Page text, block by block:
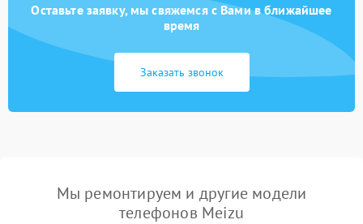
Оставьте заявку, мы свяжемся с Вами в ближайшее
время
Заказать звонок
Мы ремонтируем и другие модели
телефонов Meizu